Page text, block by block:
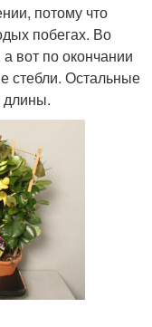
потому что
побегах. Во
вот по окончании
стебли. Остальные
длины.